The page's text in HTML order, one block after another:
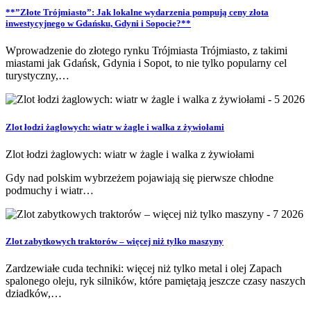
**”Złote Trójmiasto”: Jak lokalne wydarzenia pompują ceny złota
inwestycyjnego w Gdańsku, Gdyni i Sopocie?**
Wprowadzenie do złotego rynku Trójmiasta Trójmiasto, z takimi
miastami jak Gdańsk, Gdynia i Sopot, to nie tylko popularny cel
turystyczny,…
Zlot łodzi żaglowych: wiatr w żagle i walka z żywiołami
Zlot łodzi żaglowych: wiatr w żagle i walka z żywiołami
Gdy nad polskim wybrzeżem pojawiają się pierwsze chłodne
podmuchy i wiatr…
Zlot zabytkowych traktorów – więcej niż tylko maszyny
Zardzewiałe cuda techniki: więcej niż tylko metal i olej Zapach
spalonego oleju, ryk silników, które pamiętają jeszcze czasy naszych
dziadków,…